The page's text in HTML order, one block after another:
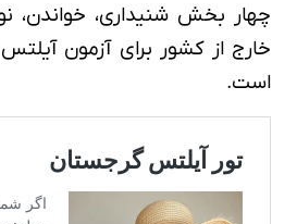
چهار بخش شنیداری،
خارج از کشور برای آزمون
است.